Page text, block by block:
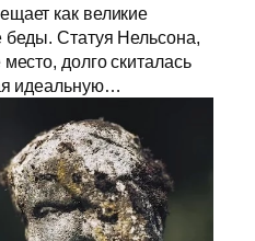
как великие
Статуя Нельсона,
долго скиталась
идеальную…